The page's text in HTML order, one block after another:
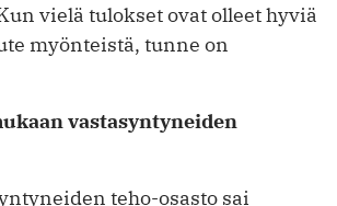
vielä tulokset ovat olleet hyviä
myönteistä, tunne on
vastasyntyneiden
teho-osasto sai